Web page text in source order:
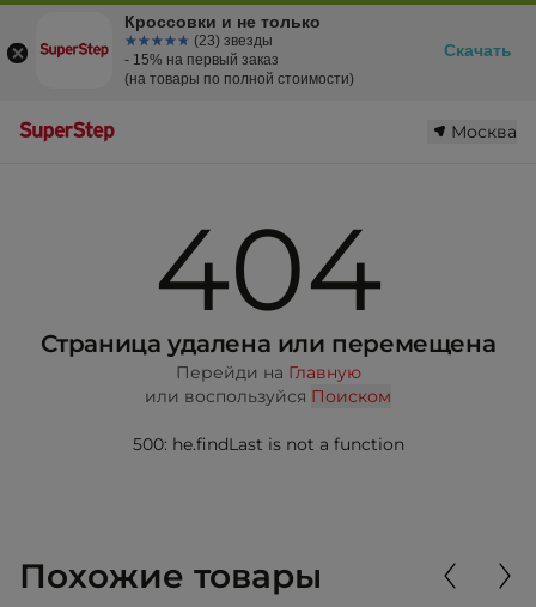
Москва
404
Страница удалена или перемещена
Перейди на Главную
или воспользуйся Поиском
500: he.findLast is not a function
Похожие товары
Кроссовки и не только
☆☆☆☆☆
★★★★★ (23) звезды
- 15% на первый заказ
(на товары по полной стоимости)
Скачать